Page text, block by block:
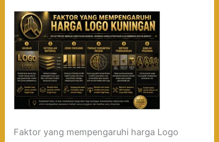
Faktor yang mempengaruhi harga Logo